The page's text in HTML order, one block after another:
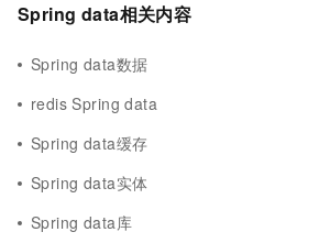
Spring data相关内容
Spring data数据
redis Spring data
Spring data缓存
Spring data实体
Spring data库